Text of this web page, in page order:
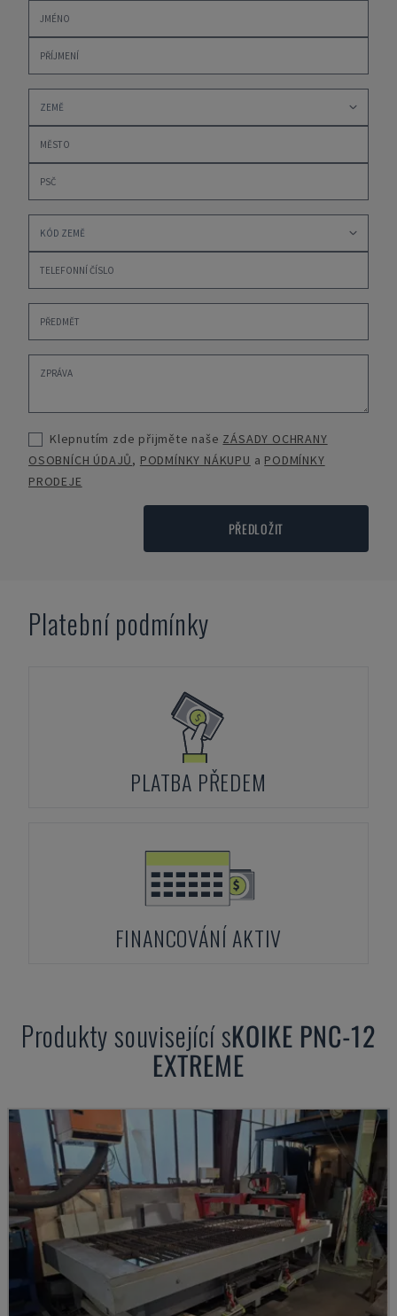
Klepnutím zde přijměte naše ZÁSADY OCHRANY
OSOBNÍCH ÚDAJŮ, PODMÍNKY NÁKUPU a PODMÍNKY
PRODEJE
PŘEDLOŽIT
Platební podmínky
PLATBA PŘEDEM
FINANCOVÁNÍ AKTIV
Produkty související sKOIKE PNC-12
EXTREME